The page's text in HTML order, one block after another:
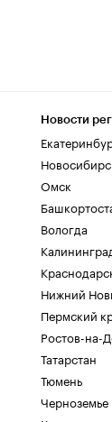
Новости
Омск
Вологда
Нижний
Пермский
Ростов-на-
Татарстан
Тюмень
Черноземье